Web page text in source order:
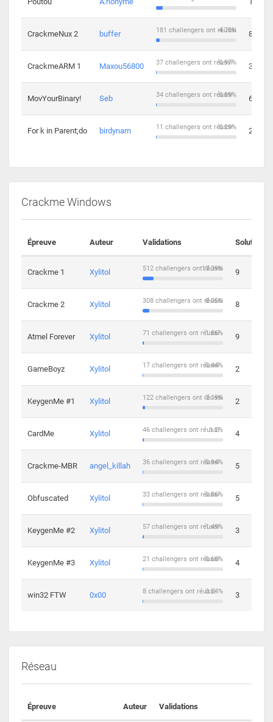
CrackmeNux 2 buffer 4.73%
181 challengers ont réussi 8
CrackmeARM 1 Maxou56800 0.97%
37 challengers ont réussi 3
MovYourBinary! Seb 0.89%
34 challengers ont réussi 6
For k in Parent;do birdynam 0.29%
11 challengers ont réussi 2
Crackme Windows
Épreuve Auteur Validations Solutions
Crackme 1 Xylitol 13.39%
512 challengers ont réussi 9
Crackme 2 Xylitol 8.05%
308 challengers ont réussi 8
Atmel Forever Xylitol 1.86%
71 challengers ont réussi 9
GameBoyz Xylitol 0.44%
17 challengers ont réussi 2
KeygenMe #1 Xylitol 3.19%
122 challengers ont réussi 2
CardMe Xylitol 1.2%
46 challengers ont réussi 4
Crackme-MBR angel_killah 0.94%
36 challengers ont réussi 5
Obfuscated Xylitol 0.86%
33 challengers ont réussi 5
KeygenMe #2 Xylitol 1.49%
57 challengers ont réussi 3
KeygenMe #3 Xylitol 0.68%
21 challengers ont réussi 4
win32 FTW 0x00 0.24%
8 challengers ont réussi 3
Réseau
Épreuve Auteur Validations